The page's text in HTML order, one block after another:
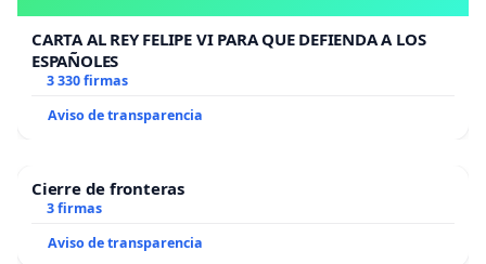
CARTA AL REY FELIPE VI PARA QUE DEFIENDA A LOS
ESPAÑOLES
3 330 firmas
Aviso de transparencia
Cierre de fronteras
3 firmas
Aviso de transparencia